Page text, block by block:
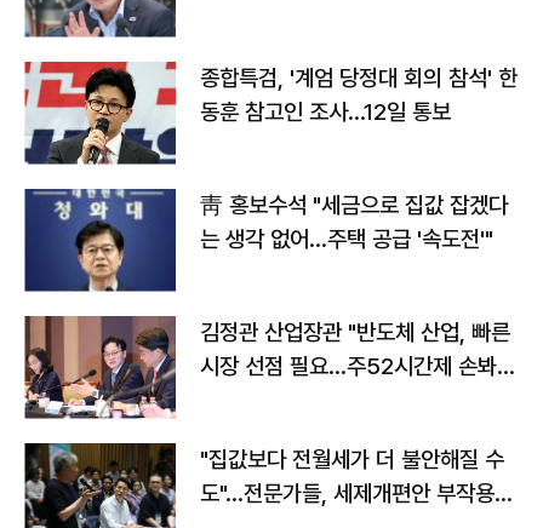
종합특검, '계엄 당정대 회의 참석' 한
동훈 참고인 조사...12일 통보
靑 홍보수석 "세금으로 집값 잡겠다
는 생각 없어…주택 공급 '속도전'"
김정관 산업장관 "반도체 산업, 빠른
시장 선점 필요…주52시간제 손봐
"집값보다 전월세가 더 불안해질 수
도"…전문가들, 세제개편안 부작용